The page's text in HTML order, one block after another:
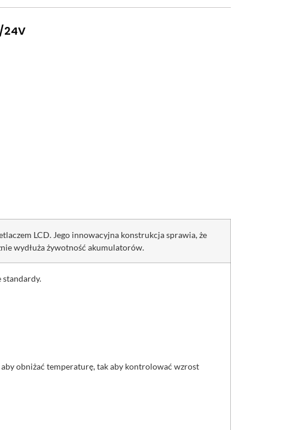
24V
LCD. Jego innowacyjna konstrukcja sprawia, że
wydłuża żywotność akumulatorów.
standardy.
obniżać temperaturę, tak aby kontrolować wzrost